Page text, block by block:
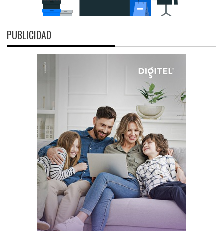
PUBLICIDAD